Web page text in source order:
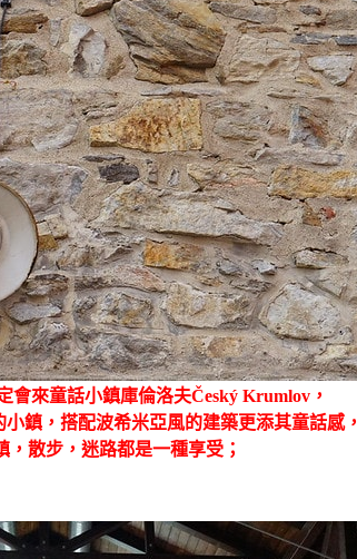
會來童話小鎮庫倫洛夫Český Krumlov，
鎮，搭配波希米亞風的建築更添其童話感，
，散步，迷路都是一種享受；